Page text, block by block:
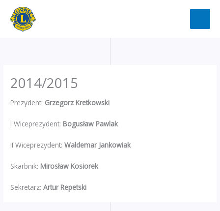
Przejdź
treści
2014/2015
Prezydent: Grzegorz Kretkowski
I Wiceprezydent: Bogusław Pawlak
II Wiceprezydent:Waldemar Jankowiak
Skarbnik: Mirosław Kosiorek
Sekretarz:Artur Repetski